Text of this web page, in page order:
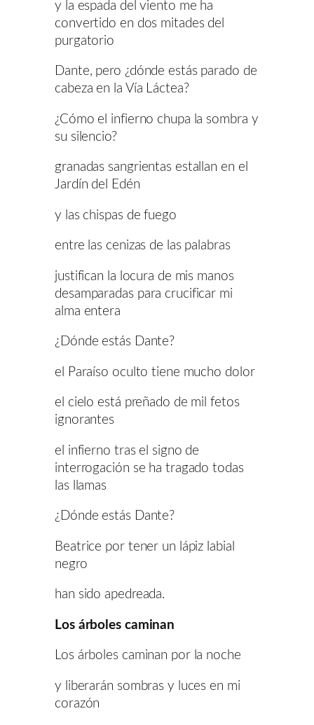
y la espada del viento me ha
convertido en dos mitades del
purgatorio
Dante, pero ¿dónde estás parado de
cabeza en la Vía Láctea?
¿Cómo el infierno chupa la sombra y
su silencio?
granadas sangrientas estallan en el
Jardín del Edén
y las chispas de fuego
entre las cenizas de las palabras
justifican la locura de mis manos
desamparadas para crucificar mi
alma entera
¿Dónde estás Dante?
el Paraíso oculto tiene mucho dolor
el cielo está preñado de mil fetos
ignorantes
el infierno tras el signo de
interrogación se ha tragado todas
las llamas
¿Dónde estás Dante?
Beatrice por tener un lápiz labial
negro
han sido apedreada.
Los árboles caminan
Los árboles caminan por la noche
y liberarán sombras y luces en mi
corazón